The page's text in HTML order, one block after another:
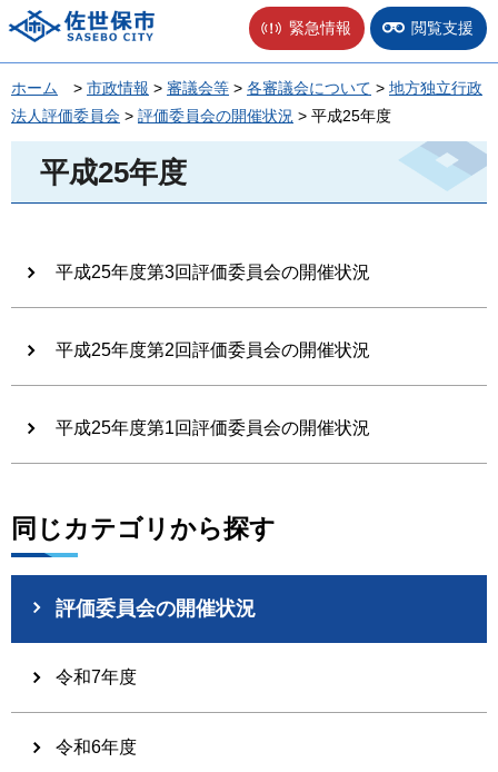
佐世保市 緊急情報 閲覧支援
ホーム > 市政情報 > 審議会等 > 各審議会について > 地方独立行政
法人評価委員会 > 評価委員会の開催状況 > 平成25年度
平成25年度
平成25年度第3回評価委員会の開催状況
平成25年度第2回評価委員会の開催状況
平成25年度第1回評価委員会の開催状況
同じカテゴリから探す
評価委員会の開催状況
令和7年度
令和6年度